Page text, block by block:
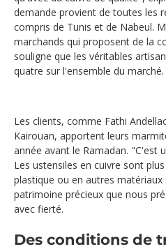
demande provient de toutes les
compris de Tunis et de Nabeul.
marchands qui proposent de la
souligne que les véritables
quatre sur l'ensemble du marché.
Les clients, comme Fathi
Kairouan, apportent leurs
année avant le Ramadan. "C'est
Les ustensiles en cuivre sont
plastique ou en autres
patrimoine précieux que nous
avec fierté.
Des conditions de